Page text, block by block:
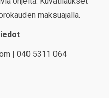
maksuajalla.
| 040 5311 064